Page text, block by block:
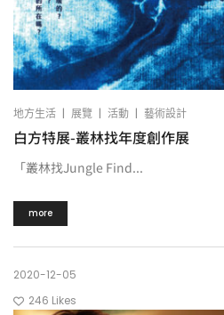
地方生活 | 展覽 | 活動 | 藝術設計
白方特展-叢林找年度創作展
「叢林找Jungle Find...
more
2020-12-05
246 Likes